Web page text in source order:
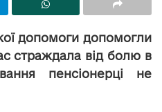
допомоги допомогли
страждала від болю в
пенсіонерці не